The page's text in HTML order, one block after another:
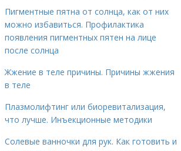
Пигментные пятна от солнца, как от них
можно избавиться. Профилактика
появления пигментных пятен на лице
после солнца
Жжение в теле причины. Причины жжения
в теле
Плазмолифтинг или биоревитализация,
что лучше. Инъекционные методики
Солевые ванночки для рук. Как готовить и